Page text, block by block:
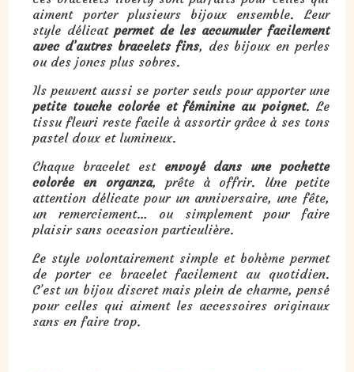
aiment porter plusieurs bijoux ensemble. Leur
style délicat permet de les accumuler facilement
avec d’autres bracelets fins, des bijoux en perles
ou des joncs plus sobres.
Ils peuvent aussi se porter seuls pour apporter une
petite touche colorée et féminine au poignet. Le
tissu fleuri reste facile à assortir grâce à ses tons
pastel doux et lumineux.
Chaque bracelet est envoyé dans une pochette
colorée en organza, prête à offrir. Une petite
attention délicate pour un anniversaire, une fête,
un remerciement… ou simplement pour faire
plaisir sans occasion particulière.
Le style volontairement simple et bohème permet
de porter ce bracelet facilement au quotidien.
C’est un bijou discret mais plein de charme, pensé
pour celles qui aiment les accessoires originaux
sans en faire trop.